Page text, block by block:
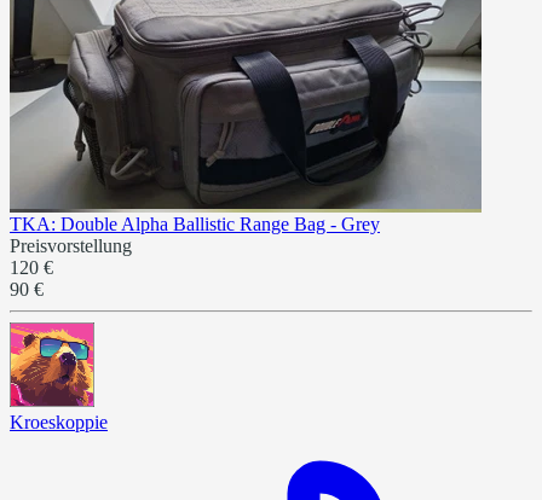
TKA: Double Alpha Ballistic Range Bag - Grey
Preisvorstellung
120 €
90 €
Kroeskoppie